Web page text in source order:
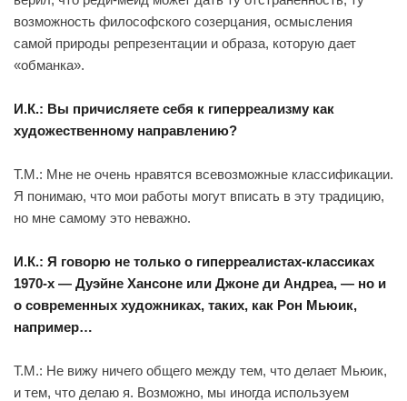
возможность философского созерцания, осмысления
самой природы репрезентации и образа, которую дает
«обманка».
И.К.: Вы причисляете себя к гиперреализму как
художественному направлению?
Т.М.: Мне не очень нравятся всевозможные классификации.
Я понимаю, что мои работы могут вписать в эту традицию,
но мне самому это неважно.
И.К.: Я говорю не только о гиперреалистах-классиках
1970-х — Дуэйне Хансоне или Джоне ди Андреа, — но и
о современных художниках, таких, как Рон Мьюик,
например…
Т.М.: Не вижу ничего общего между тем, что делает Мьюик,
и тем, что делаю я. Возможно, мы иногда используем